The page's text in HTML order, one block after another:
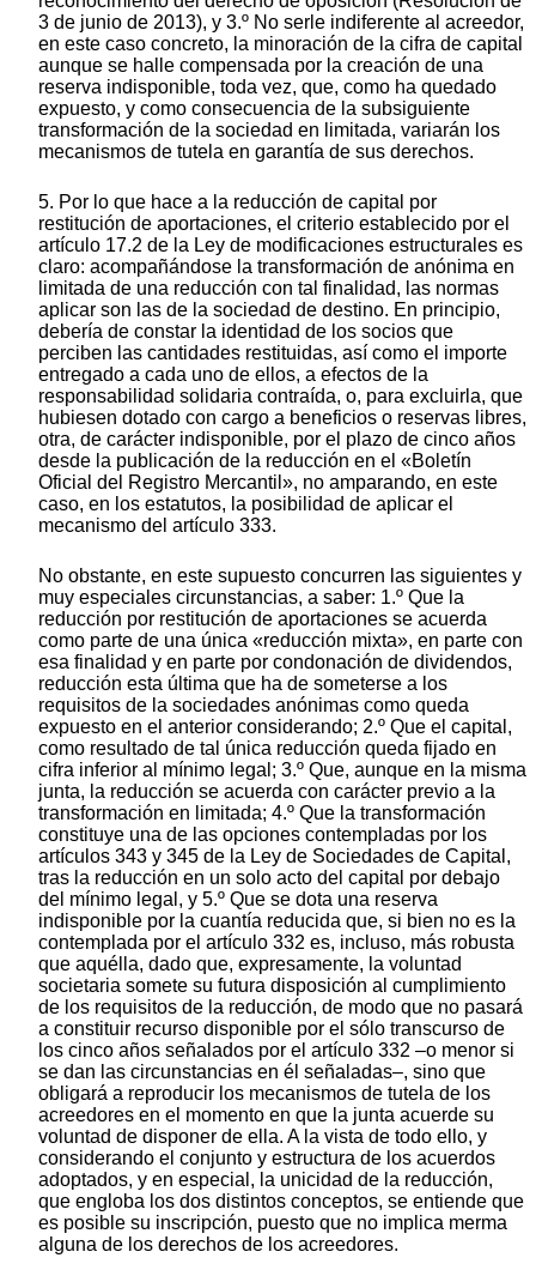
3 de junio de 2013), y 3.º No serle indiferente al acreedor,
en este caso concreto, la minoración de la cifra de capital
aunque se halle compensada por la creación de una
reserva indisponible, toda vez, que, como ha quedado
expuesto, y como consecuencia de la subsiguiente
transformación de la sociedad en limitada, variarán los
mecanismos de tutela en garantía de sus derechos.
5. Por lo que hace a la reducción de capital por
restitución de aportaciones, el criterio establecido por el
artículo 17.2 de la Ley de modificaciones estructurales es
claro: acompañándose la transformación de anónima en
limitada de una reducción con tal finalidad, las normas
aplicar son las de la sociedad de destino. En principio,
debería de constar la identidad de los socios que
perciben las cantidades restituidas, así como el importe
entregado a cada uno de ellos, a efectos de la
responsabilidad solidaria contraída, o, para excluirla, que
hubiesen dotado con cargo a beneficios o reservas libres,
otra, de carácter indisponible, por el plazo de cinco años
desde la publicación de la reducción en el «Boletín
Oficial del Registro Mercantil», no amparando, en este
caso, en los estatutos, la posibilidad de aplicar el
mecanismo del artículo 333.
No obstante, en este supuesto concurren las siguientes y
muy especiales circunstancias, a saber: 1.º Que la
reducción por restitución de aportaciones se acuerda
como parte de una única «reducción mixta», en parte con
esa finalidad y en parte por condonación de dividendos,
reducción esta última que ha de someterse a los
requisitos de la sociedades anónimas como queda
expuesto en el anterior considerando; 2.º Que el capital,
como resultado de tal única reducción queda fijado en
cifra inferior al mínimo legal; 3.º Que, aunque en la misma
junta, la reducción se acuerda con carácter previo a la
transformación en limitada; 4.º Que la transformación
constituye una de las opciones contempladas por los
artículos 343 y 345 de la Ley de Sociedades de Capital,
tras la reducción en un solo acto del capital por debajo
del mínimo legal, y 5.º Que se dota una reserva
indisponible por la cuantía reducida que, si bien no es la
contemplada por el artículo 332 es, incluso, más robusta
que aquélla, dado que, expresamente, la voluntad
societaria somete su futura disposición al cumplimiento
de los requisitos de la reducción, de modo que no pasará
a constituir recurso disponible por el sólo transcurso de
los cinco años señalados por el artículo 332 –o menor si
se dan las circunstancias en él señaladas–, sino que
obligará a reproducir los mecanismos de tutela de los
acreedores en el momento en que la junta acuerde su
voluntad de disponer de ella. A la vista de todo ello, y
considerando el conjunto y estructura de los acuerdos
adoptados, y en especial, la unicidad de la reducción,
que engloba los dos distintos conceptos, se entiende que
es posible su inscripción, puesto que no implica merma
alguna de los derechos de los acreedores.